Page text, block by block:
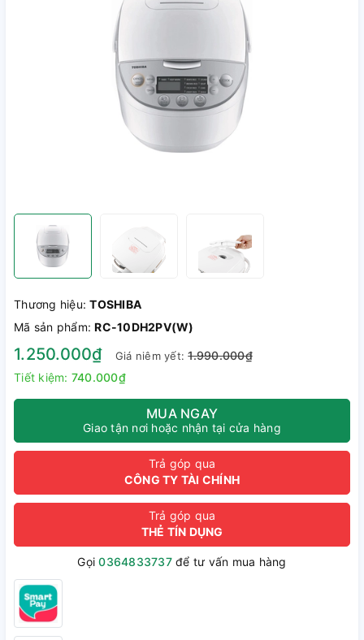
Thương hiệu:TOSHIBA
Mã sản phẩm:RC-10DH2PV(W)
1.250.000₫ Giá niêm yết:1.990.000₫
Tiết kiệm: 740.000₫
MUA NGAY
Giao tận nơi hoặc nhận tại cửa hàng
Trả góp qua
CÔNG TY TÀI CHÍNH
Trả góp qua
THẺ TÍN DỤNG
Gọi0364833737để tư vấn mua hàng